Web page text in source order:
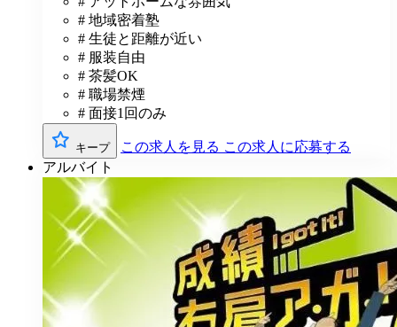
# 地域密着塾
# 生徒と距離が近い
# 服装自由
# 茶髪OK
# 職場禁煙
# 面接1回のみ
キープ この求人を見る この求人に応募する
アルバイト